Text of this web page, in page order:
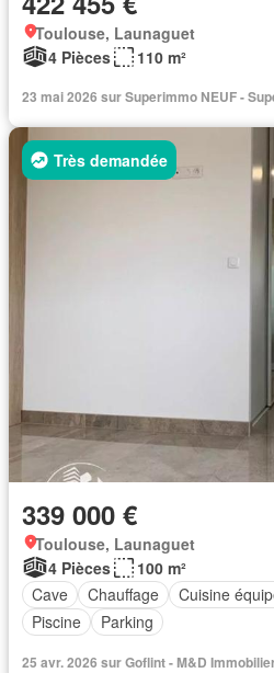
Toulouse, Launaguet
4 Pièces
110 m²
23 mai 2026 sur Superimmo NEUF -
Très demandée
339 000 €
Toulouse, Launaguet
4 Pièces
100 m²
Cave
Chauffage Cuisine
Piscine
Parking
25 avr. 2026 sur Goflint - M&D